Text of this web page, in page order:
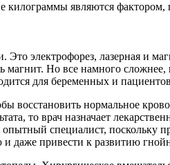
килограммы являются
Это электрофорез, лазерная и
Но все намного
для беременных и
нормальное
то врач назначает
специалист,
даже привести к развитию